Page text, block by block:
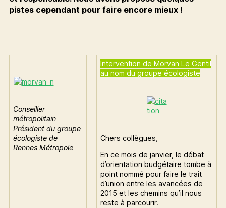
pistes cependant pour faire encore mieux !
Conseiller
métropolitain
Président du groupe
écologiste de
Rennes Métropole
Intervention de Morvan Le Gentil
au nom du groupe écologiste
Chers collègues,
En ce mois de janvier, le débat
d’orientation budgétaire tombe à
point nommé pour faire le trait
d’union entre les avancées de
2015 et les chemins qu’il nous
reste à parcourir.